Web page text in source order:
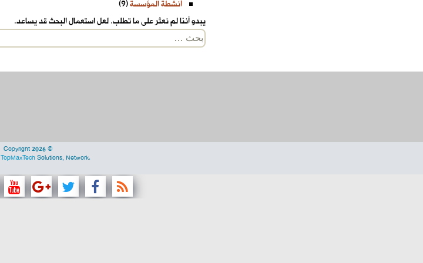
أنشطة المؤسسة(9)
يبدو أننا لم نعثر على ما تطلب. لعل استعمال البحث قد يساعد.
البحث
عن:
Copyright 2026 ©
TopMaxTechSolutions, Network.